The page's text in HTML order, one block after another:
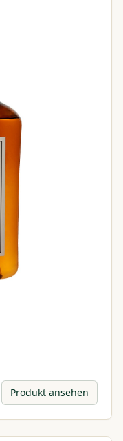
Produkt ansehen